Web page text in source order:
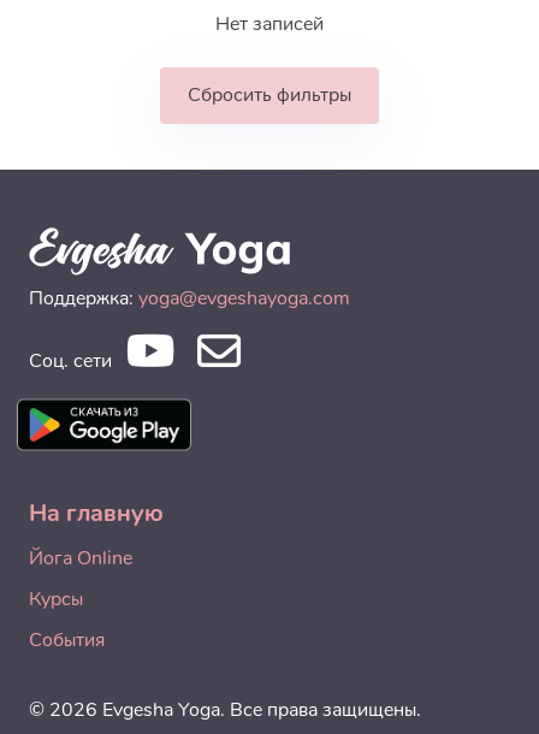
Нет записей
Сбросить фильтры
Поддержка: yoga@evgeshayoga.com
Соц. сети
На главную
Йога Online
Курсы
События
© 2026 Evgesha Yoga. Все права защищены.